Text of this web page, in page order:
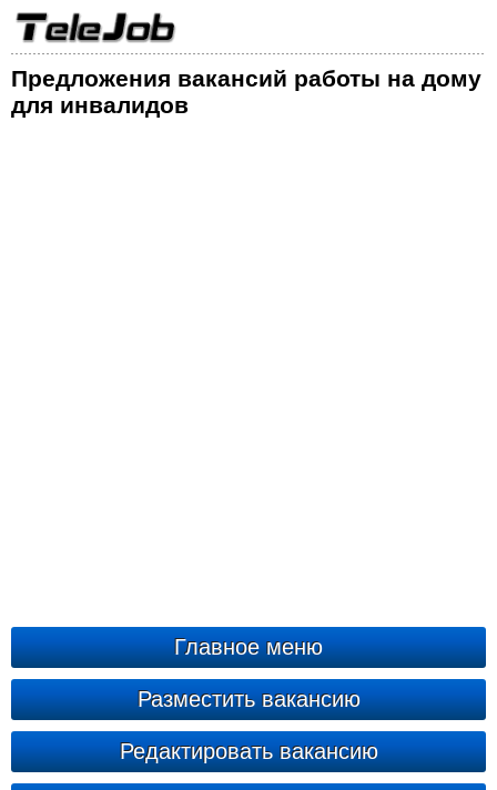
Предложения вакансий работы на дому
для инвалидов
Главное меню
Разместить вакансию
Редактировать вакансию